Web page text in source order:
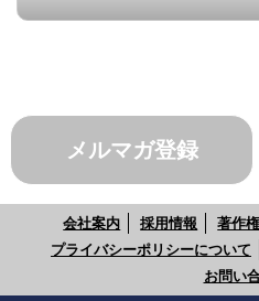
メルマガ登録
会社案内 採用情報 著作
プライバシーポリシーについて
お問い